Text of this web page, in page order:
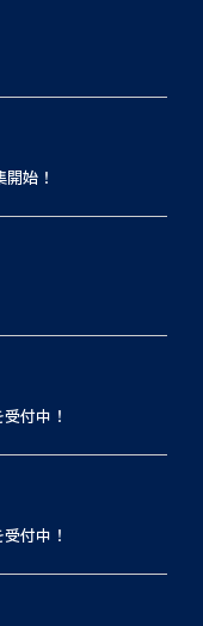
始！
付中！
付中！